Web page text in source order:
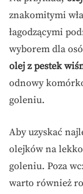
znakomitymi
łagodzącymi
wyborem dla
olej z pestek
odnowy
goleniu.
Aby uzyskać
olejków na
goleniu. Poza
warto również